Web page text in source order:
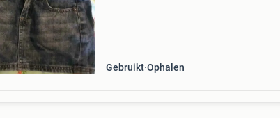
Gebruikt Ophalen